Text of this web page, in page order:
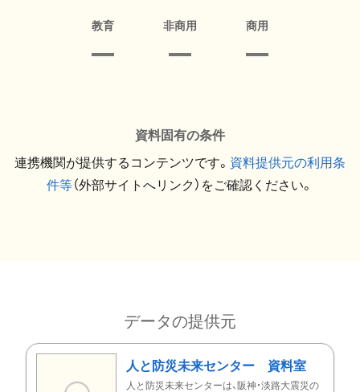
教育 非商用 商用
資料固有の条件
連携機関が提供するコンテンツです。 資料提供元の利用条
件等（外部サイトへリンク）をご確認ください。
データの提供元
人と防災未来センター 資料室
人と防災未来センターは、阪神・淡路大震災の